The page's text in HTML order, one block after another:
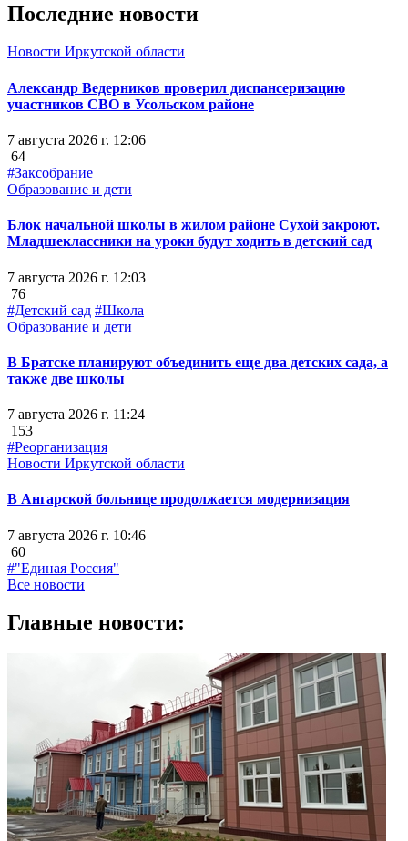
Последние новости
Новости Иркутской области
Александр Ведерников проверил диспансеризацию
участников СВО в Усольском районе
7 августа 2026 г. 12:06
64
#Заксобрание
Образование и дети
Блок начальной школы в жилом районе Сухой закроют.
Младшеклассники на уроки будут ходить в детский сад
7 августа 2026 г. 12:03
76
#Детский сад #Школа
Образование и дети
В Братске планируют объединить еще два детских сада, а
также две школы
7 августа 2026 г. 11:24
153
#Реорганизация
Новости Иркутской области
В Ангарской больнице продолжается модернизация
7 августа 2026 г. 10:46
60
#"Единая Россия"
Все новости
Главные новости: